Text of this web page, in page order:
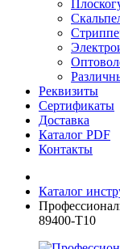
Реквизиты
Сертификаты
Доставка
Каталог PDF
Контакты
Каталог
89400-T10